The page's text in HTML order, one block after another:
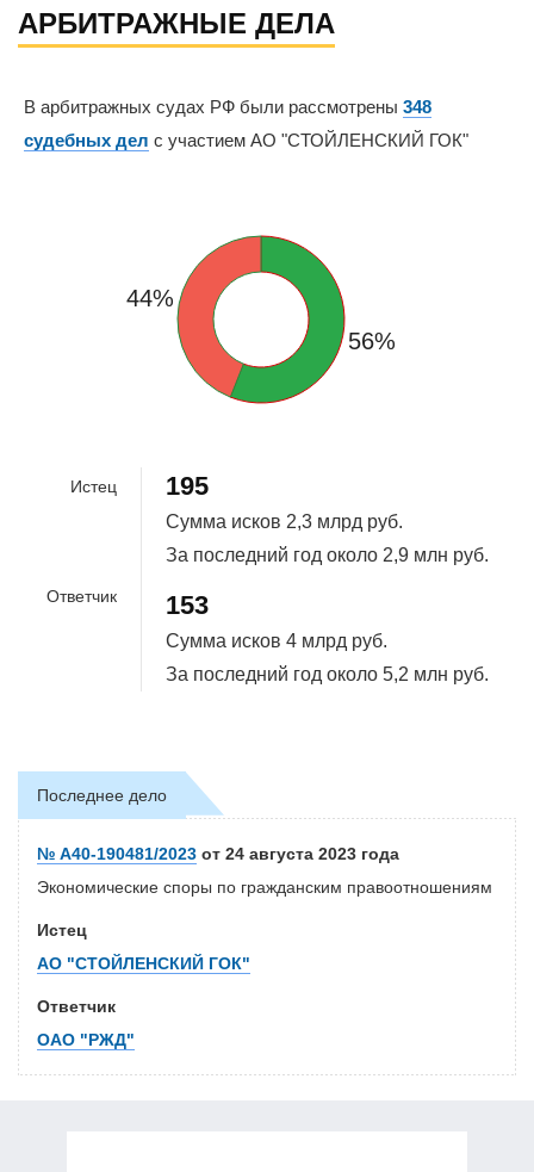
АРБИТРАЖНЫЕ ДЕЛА
В арбитражных судах РФ были рассмотрены 348
судебных дел с участием АО "СТОЙЛЕНСКИЙ ГОК"
56%
44%
Истец
Ответчик
195
Сумма исков 2,3 млрд руб.
За последний год около2,9 млн руб.
153
Сумма исков 4 млрд руб.
За последний год около5,2 млн руб.
Последнее дело
№ А40-190481/2023 от 24 августа 2023 года
Экономические споры по гражданским правоотношениям
Истец
АО "СТОЙЛЕНСКИЙ ГОК"
Ответчик
ОАО "РЖД"